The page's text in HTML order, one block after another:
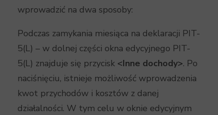
wprowadzić na dwa sposoby:
Podczas zamykania miesiąca na deklaracji PIT-
5(L) – w dolnej części okna edycyjnego PIT-
5(L) znajduje się przycisk <Inne dochody>. Po
naciśnięciu, istnieje możliwość wprowadzenia
kwot przychodów i kosztów z danej
działalności. W tym celu w oknie edycyjnym